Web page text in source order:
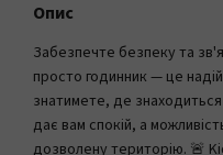
Опис
Забезпечте безпеку та
просто годинник — це
знатимете, де
дає вам спокій, а
дозволену територію. 🚨